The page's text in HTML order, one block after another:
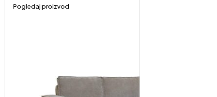
Pogledaj proizvod